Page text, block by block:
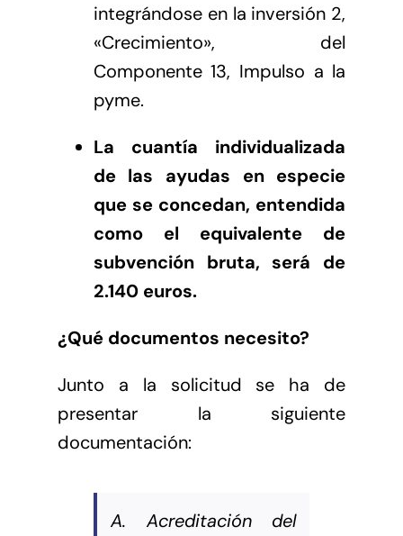
integrándose en la inversión 2,
«Crecimiento», del
Componente 13, Impulso a la
pyme.
La cuantía individualizada
de las ayudas en especie
que se concedan, entendida
como el equivalente de
subvención bruta, será de
2.140 euros.
¿Qué documentos necesito?
Junto a la solicitud se ha de
presentar la siguiente
documentación:
A. Acreditación del